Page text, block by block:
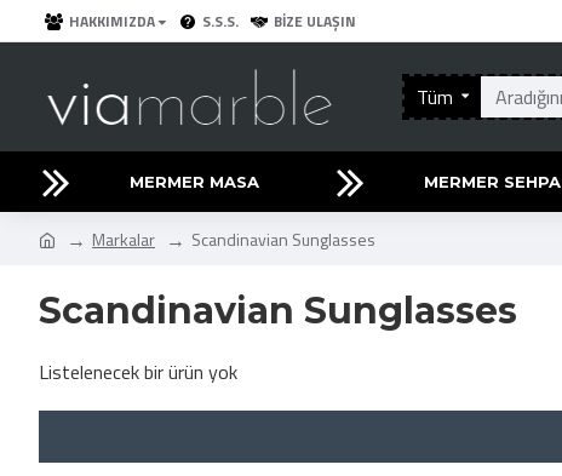
HAKKIMIZDA S.S.S. BIZE ULAŞIN
Tüm
MERMER MASA MERMER SEHPA
Markalar Scandinavian Sunglasses
Scandinavian Sunglasses
Listelenecek bir ürün yok